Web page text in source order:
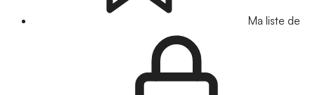
Ma liste de